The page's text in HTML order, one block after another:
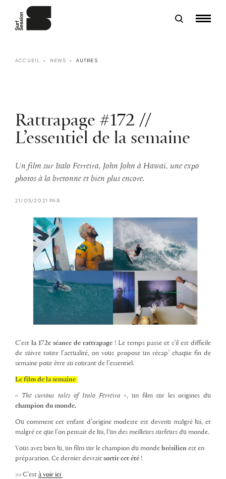
ACCUEIL NEWS AUTRES
Rattrapage #172 //
L’essentiel de la semaine
Un film sur Italo Ferreira, John John à Hawaï, une expo
photos à la bretonne et bien plus encore.
21/05/2021 PAR
C’est la 172e séance de rattrapage ! Le temps passe et s’il est difficile
de suivre toute l’actualité, on vous propose un récap’ chaque fin de
semaine pour être au courant de l’essentiel.
Le film de la semaine
« The curious tales of Italo Ferreira », un film sur les origines du
champion du monde.
Ou comment cet enfant d’origine modeste est devenu malgré lui, et
malgré ce que l’on pensait de lui, l’un des meilleurs surfeurs du monde.
Vous avez bien lu, un film sur le champion du monde brésilien est en
préparation. Ce dernier devrait sortir cet été !
>> C’est à voir ici